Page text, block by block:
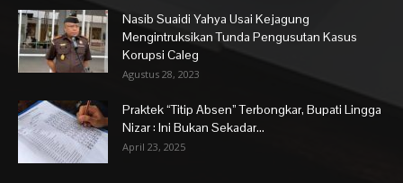
Nasib Suaidi Yahya Usai Kejagung
Mengintruksikan Tunda Pengusutan Kasus
Korupsi Caleg
Agustus 28, 2023
Praktek “Titip Absen” Terbongkar, Bupati Lingga
Nizar : Ini Bukan Sekadar...
April 23, 2025